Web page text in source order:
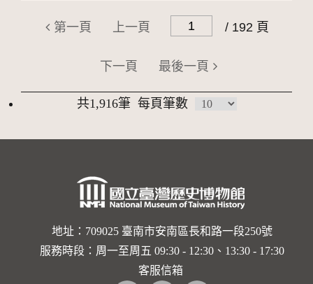
第一頁 上一頁 / 192 頁
下一頁 最後一頁
共1,916筆 每頁筆數
地址：709025 臺南市安南區長和路一段250號
服務時段：周一至周五 09:30 - 12:30、13:30 - 17:30
客服信箱